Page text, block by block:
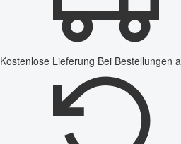
Kostenlose Lieferung Bei Bestellungen